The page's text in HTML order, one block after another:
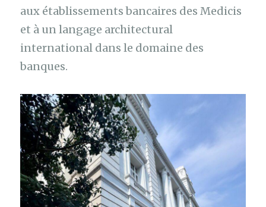
aux établissements bancaires des Medicis
et à un langage architectural
international dans le domaine des
banques.